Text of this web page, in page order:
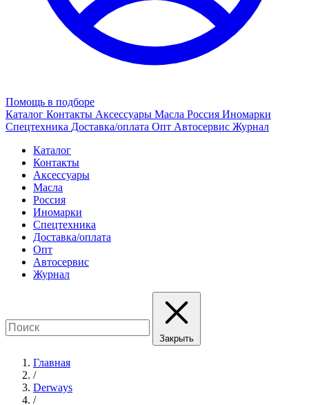
Помощь в подборе
Каталог Контакты Аксессуары Масла Россия Иномарки
Спецтехника Доставка/оплата Опт Автосервис Журнал
Каталог
Контакты
Аксессуары
Масла
Россия
Иномарки
Спецтехника
Доставка/оплата
Опт
Автосервис
Журнал
Закрыть
Главная
/
Derways
/